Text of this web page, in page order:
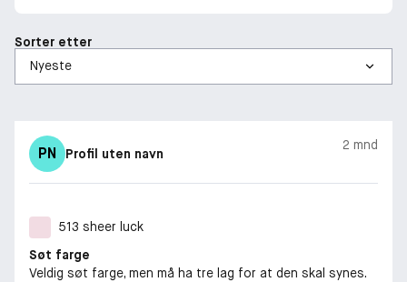
Sorter etter
PN Profil uten navn
2 mnd
513 sheer luck
Søt farge
Veldig søt farge, men må ha tre lag for at den skal synes.